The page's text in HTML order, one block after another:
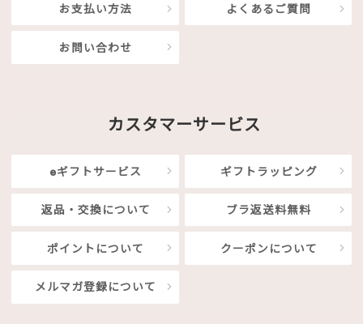
お支払い方法 よくあるご質問
お問い合わせ
カスタマーサービス
eギフトサービス ギフトラッピング
返品・交換について ブラ返送料無料
ポイントについて クーポンについて
メルマガ登録について